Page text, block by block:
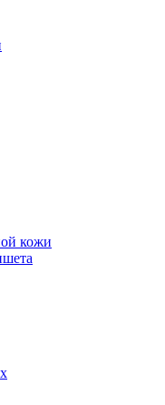
кожи